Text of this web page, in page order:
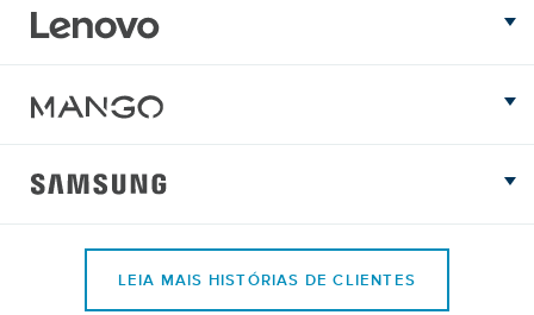
LEIA MAIS HISTÓRIAS DE CLIENTES